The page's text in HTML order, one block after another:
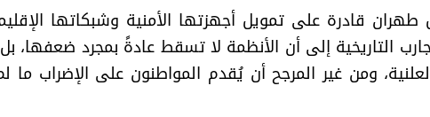
طهران قادرة على تمويل أجهزتها الأمنية وشبكاتها
التاريخية إلى أن الأنظمة لا تسقط عادةً بمجرد ضعفها،
ومن غير المرجح أن يُقدم المواطنون على الإضراب ما